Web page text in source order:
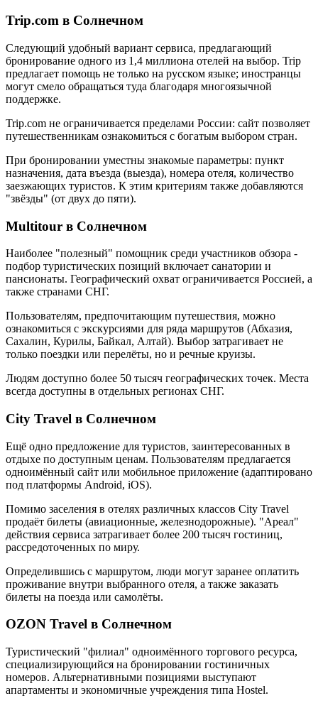
Trip.com в Солнечном
Следующий удобный вариант сервиса, предлагающий
бронирование одного из 1,4 миллиона отелей на выбор. Trip
предлагает помощь не только на русском языке; иностранцы
могут смело обращаться туда благодаря многоязычной
поддержке.
Trip.com не ограничивается пределами России: сайт позволяет
путешественникам ознакомиться с богатым выбором стран.
При бронировании уместны знакомые параметры: пункт
назначения, дата въезда (выезда), номера отеля, количество
заезжающих туристов. К этим критериям также добавляются
"звёзды" (от двух до пяти).
Multitour в Солнечном
Наиболее "полезный" помощник среди участников обзора -
подбор туристических позиций включает санатории и
пансионаты. Географический охват ограничивается Россией, а
также странами СНГ.
Пользователям, предпочитающим путешествия, можно
ознакомиться с экскурсиями для ряда маршрутов (Абхазия,
Сахалин, Курилы, Байкал, Алтай). Выбор затрагивает не
только поездки или перелёты, но и речные круизы.
Людям доступно более 50 тысяч географических точек. Места
всегда доступны в отдельных регионах СНГ.
City Travel в Солнечном
Ещё одно предложение для туристов, заинтересованных в
отдыхе по доступным ценам. Пользователям предлагается
одноимённый сайт или мобильное приложение (адаптировано
под платформы Android, iOS).
Помимо заселения в отелях различных классов City Travel
продаёт билеты (авиационные, железнодорожные). "Ареал"
действия сервиса затрагивает более 200 тысяч гостиниц,
рассредоточенных по миру.
Определившись с маршрутом, люди могут заранее оплатить
проживание внутри выбранного отеля, а также заказать
билеты на поезда или самолёты.
OZON Travel в Солнечном
Туристический "филиал" одноимённого торгового ресурса,
специализирующийся на бронировании гостиничных
номеров. Альтернативными позициями выступают
апартаменты и экономичные учреждения типа Hostel.